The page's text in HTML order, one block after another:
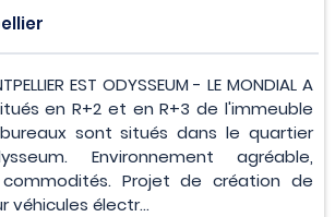
EST ODYSSEUM - LE MONDIAL A
en R+2 et en R+3 de l'immeuble
sont situés dans le quartier
Environnement agréable,
Projet de création de
véhicules électr...